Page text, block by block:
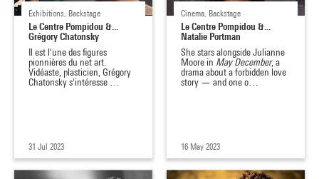
Exhibitions, Backstage
Le Centre Pompidou &...
Grégory Chatonsky
Il est l'une des figures
pionnières du net art.
Vidéaste, plasticien, Grégory
Chatonsky s'intéresse …
31 Jul 2023
Cinema, Backstage
Le Centre Pompidou &...
Natalie Portman
She stars alongside Julianne
Moore in May December, a
drama about a forbidden love
story — and one o…
16 May 2023